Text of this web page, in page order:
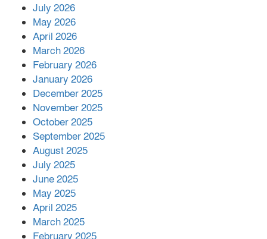
পর ফোন তারেক রহমানের,গ্যাস সঙ্কট
July 2026
May 2026
April 2026
March 2026
February 2026
January 2026
December 2025
November 2025
October 2025
September 2025
August 2025
July 2025
June 2025
May 2025
April 2025
March 2025
February 2025